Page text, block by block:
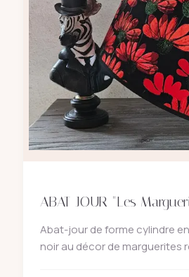
ABAT-JOUR "Les
Abat-jour de forme cylindre
noir au décor de marguerites